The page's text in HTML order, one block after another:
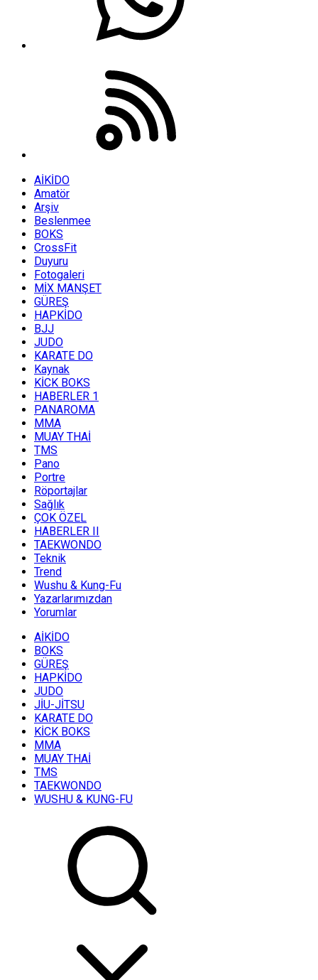
AİKİDO
Amatör
Arşiv
Beslenmee
BOKS
CrossFit
Duyuru
Fotogaleri
MİX MANŞET
GÜREŞ
HAPKİDO
BJJ
JUDO
KARATE DO
Kaynak
KİCK BOKS
HABERLER 1
PANAROMA
MMA
MUAY THAİ
TMS
Pano
Portre
Röportajlar
Sağlık
ÇOK ÖZEL
HABERLER II
TAEKWONDO
Teknik
Trend
Wushu & Kung-Fu
Yazarlarımızdan
Yorumlar
AİKİDO
BOKS
GÜREŞ
HAPKİDO
JUDO
JİU-JİTSU
KARATE DO
KİCK BOKS
MMA
MUAY THAİ
TMS
TAEKWONDO
WUSHU & KUNG-FU